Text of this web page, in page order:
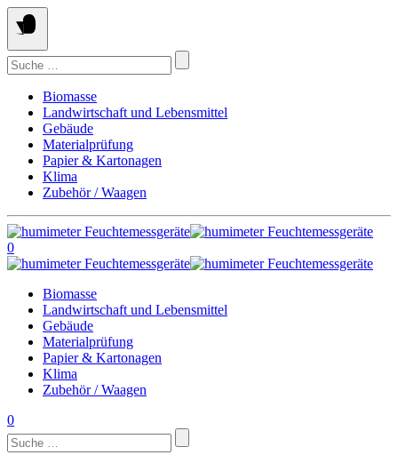
Springe
zum
Inhalt
Suchen
nach:
Biomasse
Landwirtschaft und Lebensmittel
Gebäude
Materialprüfung
Papier & Kartonagen
Klima
Zubehör / Waagen
0
Biomasse
Landwirtschaft und Lebensmittel
Gebäude
Materialprüfung
Papier & Kartonagen
Klima
Zubehör / Waagen
0
Suchen
nach: